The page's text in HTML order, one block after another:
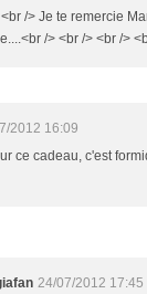
/> Je te remercie
/> <br /> <br />
2012 16:09
ce cadeau, c'est
24/07/2012 17:45